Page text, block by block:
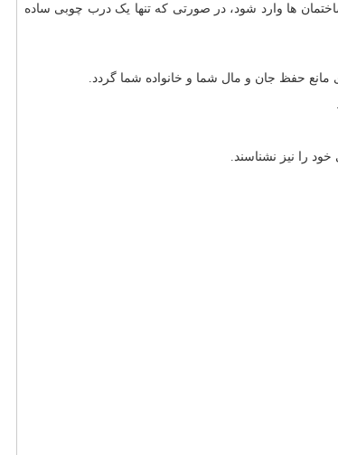
ها وارد شود، در صورتی که تنها یک درب چوبی ساده
حفظ جان و مال شما و خانواده شما گردد.
را نیز نشناسند.